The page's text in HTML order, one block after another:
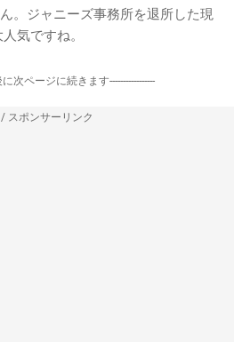
。ジャニーズ事務所を退所した現
気ですね。
に次ページに続きます-----------------
スポンサーリンク